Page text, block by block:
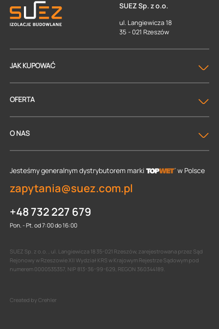
SUEZ Sp. z o.o.
ul. Langiewicza 18
35 - 021 Rzeszów
JAK KUPOWAĆ
OFERTA
O NAS
Jesteśmy generalnym dystrybutorem marki w Polsce
zapytania@suez.com.pl
+48 732 227 679
Pon. - Pt. od 7:00 do 16:00
SUEZ Sp. z o.o. , ul. Langiewicza 18 35-021 Rzeszów, zarejestrowana przez Sąd
Rejonowy w Rzeszowie XII Wydział KRS w Krajowym Rejestrze Sądowym pod
numerem 0000535357, NIP 813-36-99-629, REGON 360344189.
Created by Crehler